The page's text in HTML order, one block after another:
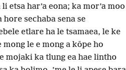
etsa har’a eona; ka mor’a moo
hore sechaba sena se
etlare ha le tsamaea, le ke
mong le e mong a kōpe ho
mojaki ka tlung ea hae lintho